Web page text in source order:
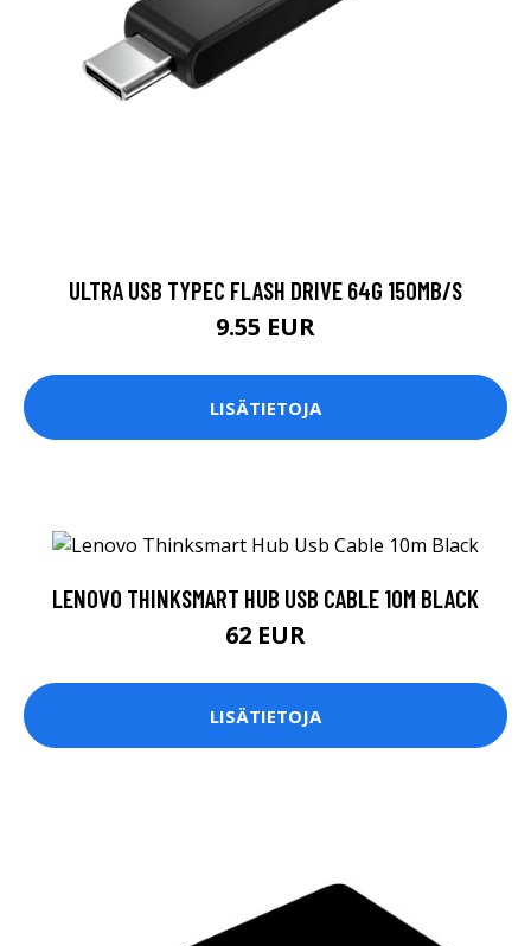
ULTRA USB TYPEC FLASH DRIVE 64G 150MB/S
9.55 EUR
LISÄTIETOJA
LENOVO THINKSMART HUB USB CABLE 10M BLACK
62 EUR
LISÄTIETOJA